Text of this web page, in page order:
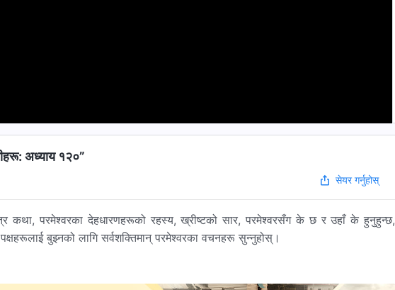
अध्याय १२०”
सेयर गर्नुहोस्
कथा, परमेश्‍वरका देहधारणहरूको रहस्य, ख्रीष्टको सार, परमेश्‍वरसँग के छ र उहाँ के हुनुहुन्छ,
बुझ्‍नको लागि सर्वशक्तिमान्‌ परमेश्‍वरका वचनहरू सुन्‍नुहोस्।